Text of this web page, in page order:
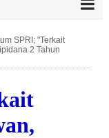
SPRI; "Terkait
2 Tahun